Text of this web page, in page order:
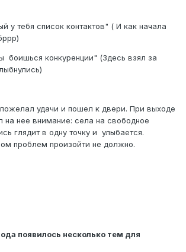
у тебя список контактов" ( И как начала
боишься конкуренции" (Здесь взял за
удачи и пошел к двери. При выходе
на нее внимание: села на свободное
глядит в одну точку и улыбается.
проблем произойти не должно.
появилось несколько тем для